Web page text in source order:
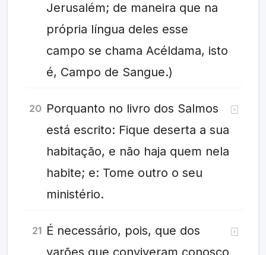
Jerusalém; de maneira que na
própria língua deles esse
campo se chama Acéldama, isto
é, Campo de Sangue.)
20 Porquanto no livro dos Salmos
está escrito: Fique deserta a sua
habitação, e não haja quem nela
habite; e: Tome outro o seu
ministério.
21 É necessário, pois, que dos
varões que conviveram conosco